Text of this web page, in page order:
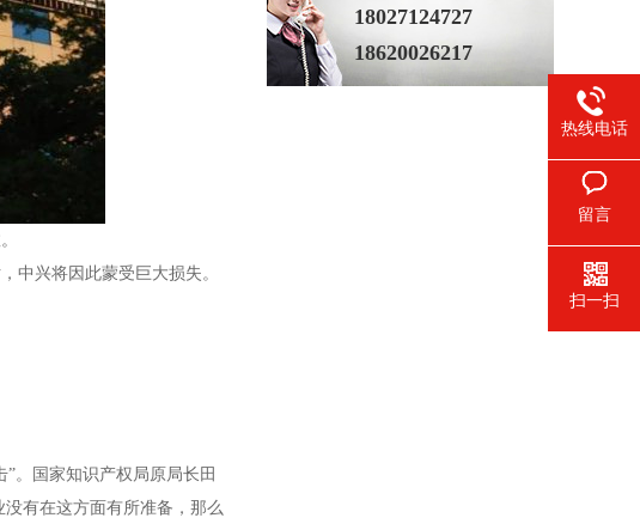
兴将因此蒙受巨大损失。
。国家知识产权局原局长田
有在这方面有所准备，那么
18027124727
18620026217
热线电话
留言
扫一扫